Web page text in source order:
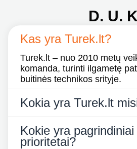
D. U. K
Kas yra Turek.lt?
Turek.lt – nuo 2010 metų
komanda, turinti ilgametę
buitinės technikos srityje.
Kokia yra Turek.lt
Kokie yra
prioritetai?